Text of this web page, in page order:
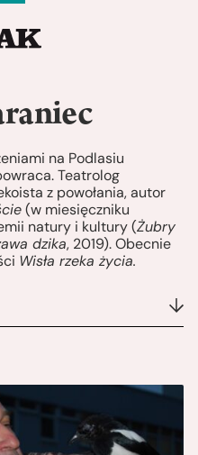
na Podlasiu
Teatrolog
z powołania, autor
(w miesięczniku
natury i kultury (Żubry
dzika, 2019). Obecnie
Wisła rzeka życia.